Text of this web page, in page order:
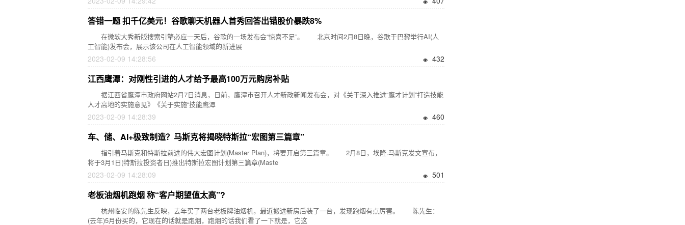
答错一题 扣千亿美元！谷歌聊天机器人首秀回答出错股价暴跌8%
在微软大秀新版搜索引擎必应一天后，谷歌的一场发布会“惊喜不足”。 北京时间2月8日晚，谷歌于巴黎举行AI(人
工智能)发布会，展示该公司在人工智能领域的新进展
2023-02-09 14:28:56 432
江西鹰潭：对刚性引进的人才给予最高100万元购房补贴
据江西省鹰潭市政府网站2月7日消息，日前，鹰潭市召开人才新政新闻发布会，对《关于深入推进“鹰才计划”打造技能
人才高地的实施意见》《关于实施“技能鹰潭
2023-02-09 14:28:39 460
车、储、AI+极致制造？马斯克将揭晓特斯拉“宏图第三篇章”
指引着马斯克和特斯拉前进的伟大宏图计划(Master Plan)，将要开启第三篇章。 2月8日，埃隆.马斯克发文宣布，
将于3月1日(特斯拉投资者日)推出特斯拉宏图计划第三篇章(Maste
2023-02-09 14:28:09 501
老板油烟机跑烟 称“客户期望值太高”?
杭州临安的陈先生反映，去年买了两台老板牌油烟机，最近搬进新房后装了一台，发现跑烟有点厉害。 陈先生：
(去年)5月份买的，它现在的话就是跑烟，跑烟的话我们看了一下就是，它这